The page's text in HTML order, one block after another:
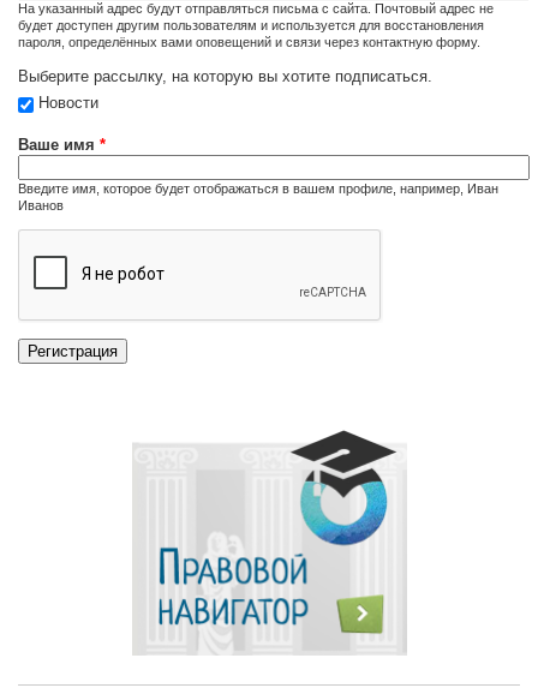
На указанный адрес будут отправляться письма с сайта. Почтовый адрес не
будет доступен другим пользователям и используется для восстановления
пароля, определённых вами оповещений и связи через контактную форму.
Выберите рассылку, на которую вы хотите подписаться.
Новости
Ваше имя *
Введите имя, которое будет отображаться в вашем профиле, например, Иван
Иванов